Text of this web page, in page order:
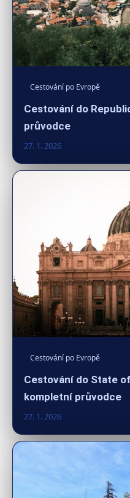
Cestování po Evropě
Cestování do
průvodce
27. 1. 2026
Cestování po Evropě
Cestování do State
kompletní průvodce
27. 1. 2026